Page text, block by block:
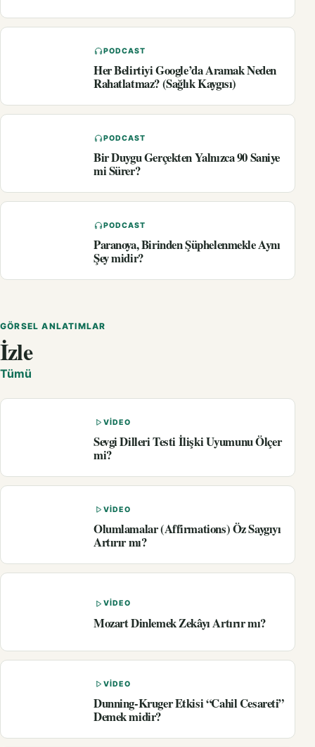
PODCAST
Her Belirtiyi Google’da Aramak Neden
Rahatlatmaz? (Sağlık Kaygısı)
PODCAST
Bir Duygu Gerçekten Yalnızca 90 Saniye
mi Sürer?
PODCAST
Paranoya, Birinden Şüphelenmekle Aynı
Şey midir?
GÖRSEL ANLATIMLAR
İzle
Tümü
VIDEO
Sevgi Dilleri Testi İlişki Uyumunu Ölçer
mi?
VIDEO
Olumlamalar (Affirmations) Öz Saygıyı
Artırır mı?
VIDEO
Mozart Dinlemek Zekâyı Artırır mı?
VIDEO
Dunning-Kruger Etkisi “Cahil Cesareti”
Demek midir?